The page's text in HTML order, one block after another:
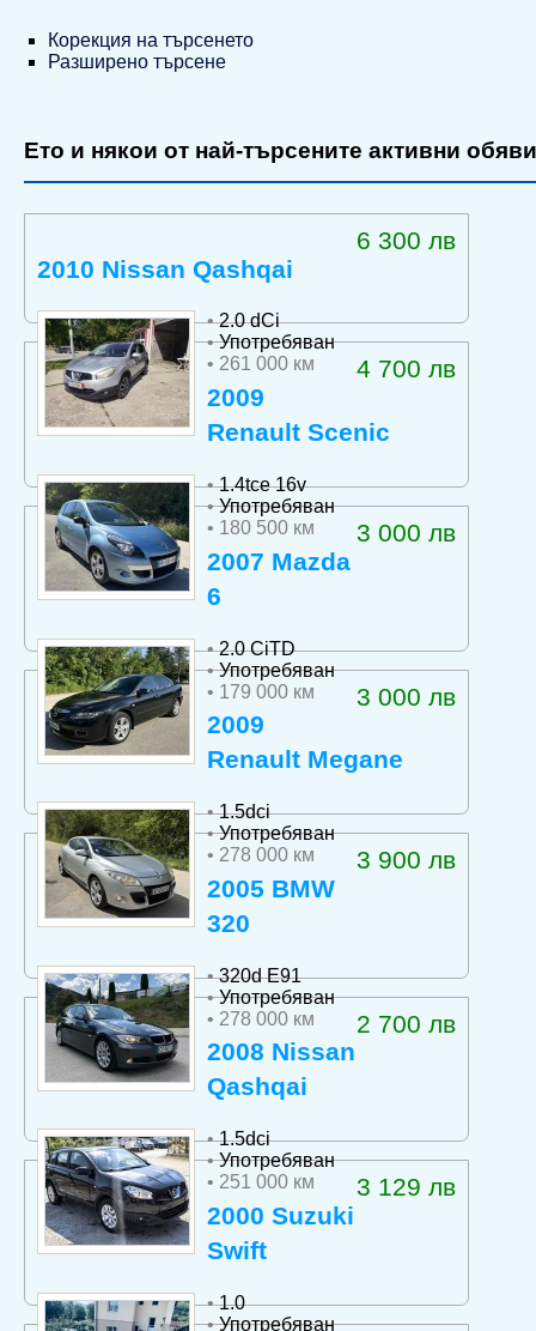
Корекция на търсенето
Разширено търсене
Ето и някои от най-търсените активни
6 300 лв
2010 Nissan Qashqai
•2.0 dCi
•Употребяван
• 261 000 км
4 700 лв
2009
Renault Scenic
•1.4tce 16v
•Употребяван
• 180 500 км
3 000 лв
2007 Mazda
6
•2.0 CiTD
•Употребяван
• 179 000 км
3 000 лв
2009
Renault Megane
•1.5dci
•Употребяван
• 278 000 км
3 900 лв
2005 BMW
320
•320d E91
•Употребяван
• 278 000 км
2 700 лв
2008 Nissan
Qashqai
•1.5dci
•Употребяван
• 251 000 км
3 129 лв
2000 Suzuki
Swift
•1.0
•Употребяван